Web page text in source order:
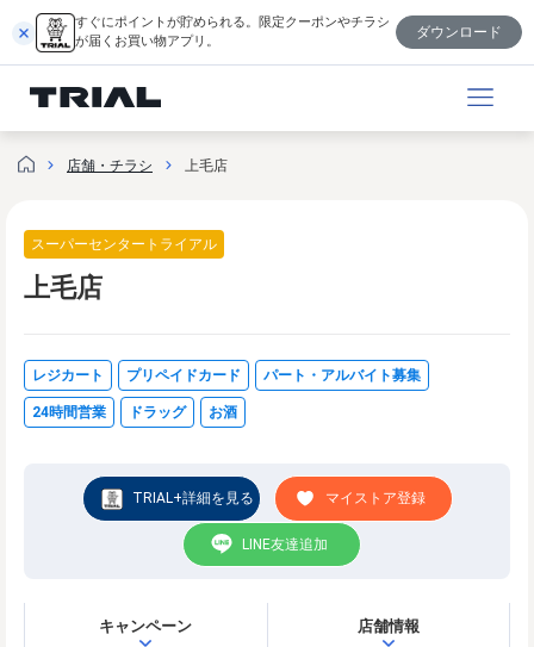
を
キ
すぐにポイントが貯められる。限定クーポンやチラシ
が届くお買い物アプリ。
ダウンロード
店舗・チラシ 上毛店
スーパーセンタートライアル
上毛店
レジカート プリペイドカード パート・アルバイト募集
24時間営業 ドラッグ お酒
TRIAL+詳細を見る マイストア登録
LINE友達追加
キャンペーン 店舗情報